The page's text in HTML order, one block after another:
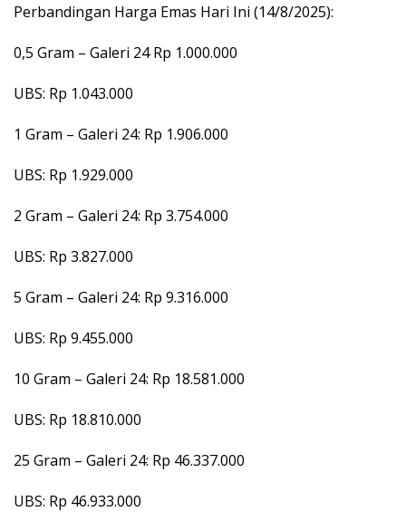
Perbandingan Harga Emas Hari Ini (14/8/2025):
0,5 Gram – Galeri 24 Rp 1.000.000
UBS: Rp 1.043.000
1 Gram – Galeri 24: Rp 1.906.000
UBS: Rp 1.929.000
2 Gram – Galeri 24: Rp 3.754.000
UBS: Rp 3.827.000
5 Gram – Galeri 24: Rp 9.316.000
UBS: Rp 9.455.000
10 Gram – Galeri 24: Rp 18.581.000
UBS: Rp 18.810.000
25 Gram – Galeri 24: Rp 46.337.000
UBS: Rp 46.933.000